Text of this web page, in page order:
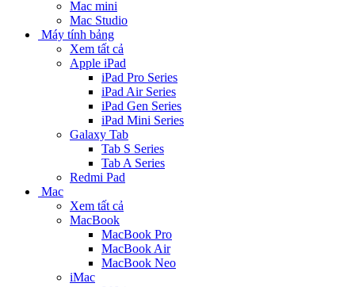
Mac mini
Mac Studio
Máy tính bảng
Xem tất cả
Apple iPad
iPad Pro Series
iPad Air Series
iPad Gen Series
iPad Mini Series
Galaxy Tab
Tab S Series
Tab A Series
Redmi Pad
Mac
Xem tất cả
MacBook
MacBook Pro
MacBook Air
MacBook Neo
iMac